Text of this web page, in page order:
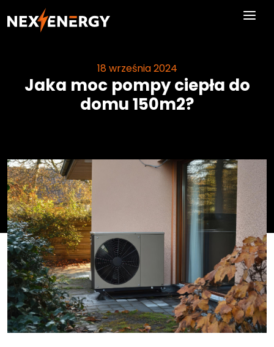
Skip to main content
18 września 2024
Jaka moc pompy ciepła do
domu 150m2?